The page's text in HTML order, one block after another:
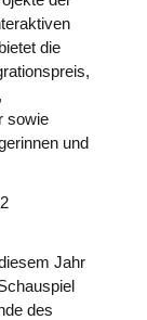
die
sowie
und
Jahr
des